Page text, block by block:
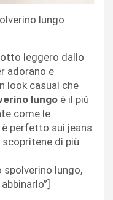
lungo
leggero dallo
adorano e
look casual che
lungo è il più
come le
perfetto sui jeans
di più
spolverino lungo,